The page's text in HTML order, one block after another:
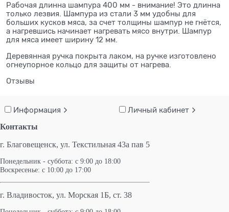
Рабочая длинна шампура 400 мм - внимание! Это длинна
только лезвия. Шампура из стали 3 мм удобны для
больших кусков мяса, за счет толщины шампур не гнётся,
а нагревшись начинает нагревать мясо внутри. Шампур
для мяса имеет ширину 12 мм.
Деревянная ручка покрыта лаком, на ручке изготовлено
огнеупорное кольцо для защиты от нагрева.​ ​ ​ ​ ​ ​ ​ ​ ​ ​ ​ ​ ​ ​ ​ ​
Отзывы
Информация Личный кабинет
Контакты
г. Благовещенск, ул. Текстильная 43а пав 5
Понедельник - суббота: с 9:00 до 18:00
Воскресенье: с 10:00 до 17:00
г. Владивосток, ул. Морская 1Б, ст. 38